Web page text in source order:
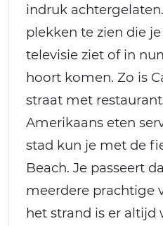
indruk
plekken te zien die
televisie ziet of in
hoort komen. Zo is
straat met
Amerikaans eten
stad kun je met de
Beach. Je passeert
meerdere prachtige
het strand is er altijd